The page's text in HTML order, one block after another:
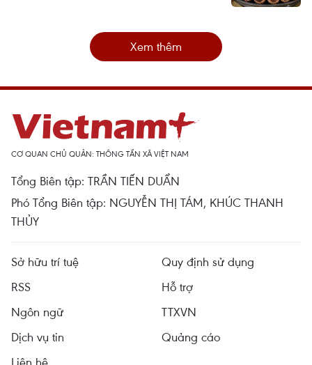
Xem thêm
CƠ QUAN CHỦ QUẢN: THÔNG TẤN XÃ VIỆT NAM
Tổng Biên tập: TRẦN TIẾN DUẨN
Phó Tổng Biên tập: NGUYỄN THỊ TÁM, KHÚC THANH
THỦY
Sở hữu trí tuệ
Quy định sử dụng
RSS
Hỗ trợ
Ngôn ngữ
TTXVN
Dịch vụ tin
Quảng cáo